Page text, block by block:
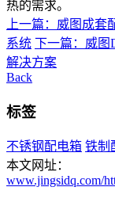
热的需求。
上一篇：威图成
系统 下一篇：威图
解决方案
Back
标签
不锈钢配电箱 铁制
本文网址：
www.jingsidq.com/